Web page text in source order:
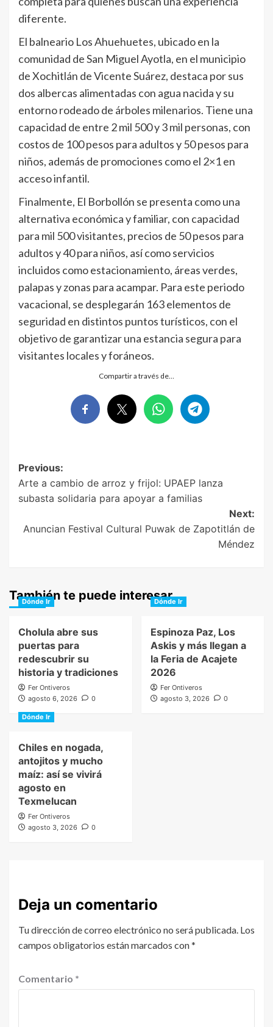
diferente.
El balneario Los Ahuehuetes, ubicado en la
comunidad de San Miguel Ayotla, en el municipio
de Xochitlán de Vicente Suárez, destaca por sus
dos albercas alimentadas con agua nacida y su
entorno rodeado de árboles milenarios. Tiene una
capacidad de entre 2 mil 500 y 3 mil personas, con
costos de 100 pesos para adultos y 50 pesos para
niños, además de promociones como el 2×1 en
acceso infantil.
Finalmente, El Borbollón se presenta como una
alternativa económica y familiar, con capacidad
para mil 500 visitantes, precios de 50 pesos para
adultos y 40 para niños, así como servicios
incluidos como estacionamiento, áreas verdes,
palapas y zonas para acampar. Para este periodo
vacacional, se desplegarán 163 elementos de
seguridad en distintos puntos turísticos, con el
objetivo de garantizar una estancia segura para
visitantes locales y foráneos.
Compartir a través de…
Post
navigation
Previous:
Arte a cambio de arroz y frijol: UPAEP lanza
subasta solidaria para apoyar a familias
Next:
Anuncian Festival Cultural Puwak de Zapotitlán de
Méndez
También te puede interesar
Dónde Ir
Cholula abre sus
puertas para
redescubrir su
historia y tradiciones
Fer Ontiveros
agosto 6, 2026
0
Dónde Ir
Espinoza Paz, Los
Askis y más llegan a
la Feria de Acajete
2026
Fer Ontiveros
agosto 3, 2026
0
Dónde Ir
Chiles en nogada,
antojitos y mucho
maíz: así se vivirá
agosto en
Texmelucan
Fer Ontiveros
agosto 3, 2026
0
Deja un comentario
Tu dirección de correo electrónico no será publicada. Los
campos obligatorios están marcados con*
Comentario *